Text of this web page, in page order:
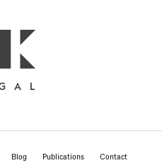
Blog Publications Contact